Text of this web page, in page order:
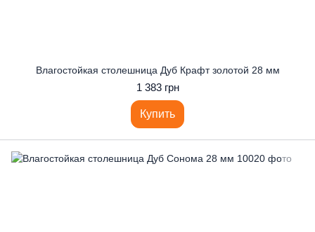
Влагостойкая столешница Дуб Крафт золотой 28 мм
1 383 грн
Купить